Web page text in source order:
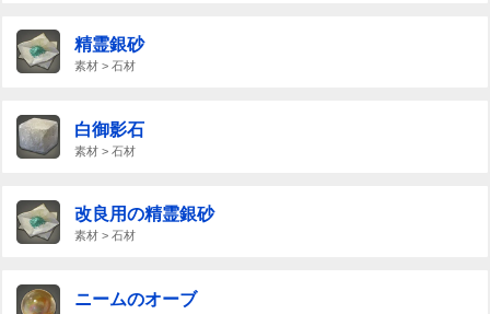
精霊銀砂
素材 > 石材
白御影石
素材 > 石材
改良用の精霊銀砂
素材 > 石材
ニームのオーブ